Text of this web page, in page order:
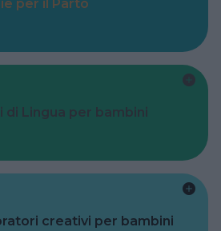
per il Parto
di Lingua per bambini
creativi per bambini